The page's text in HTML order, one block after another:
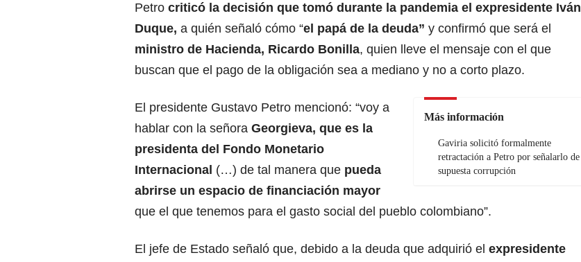
Petro criticó la decisión que tomó durante la pandemia el expresidente Iván
Duque, a quién señaló cómo “el papá de la deuda” y confirmó que será el
ministro de Hacienda, Ricardo Bonilla, quien lleve el mensaje con el que
buscan que el pago de la obligación sea a mediano y no a corto plazo.
Más información
Gaviria solicitó formalmente
retractación a Petro por señalarlo de
supuesta corrupción
El presidente Gustavo Petro mencionó: “voy a
hablar con la señora Georgieva, que es la
presidenta del Fondo Monetario
Internacional (…) de tal manera que pueda
abrirse un espacio de financiación mayor
que el que tenemos para el gasto social del pueblo colombiano”.
El jefe de Estado señaló que, debido a la deuda que adquirió el expresidente